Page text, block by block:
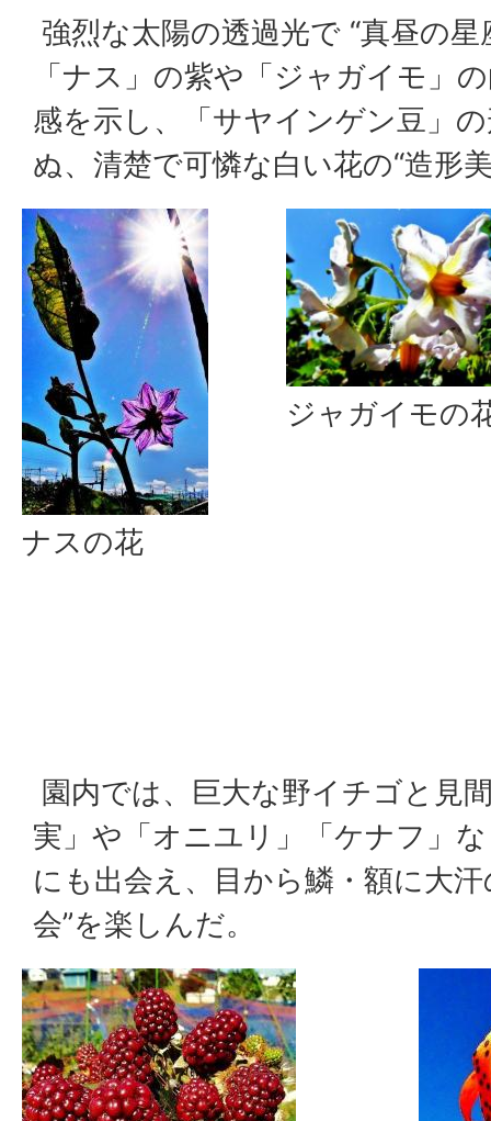
強烈な太陽の透過光で “真昼の
「ナス」の紫や「ジャガイモ」
感を示し、「サヤインゲン豆」
ぬ、清楚で可憐な白い花の“造形
ナスの花
ジャガイモの
園内では、巨大な野イチゴと見
実」や「オニユリ」「ケナフ」
にも出会え、目から鱗・額に大
会”を楽しんだ。